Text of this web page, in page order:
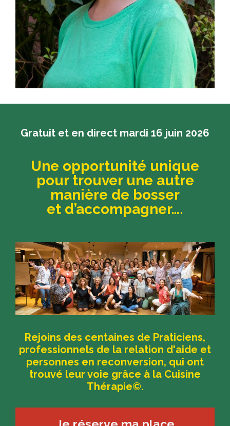
Gratuit et en direct mardi 16 juin 2026
Une opportunité unique
pour trouver une autre
manière de bosser
et d’accompagner….
Rejoins des centaines de Praticiens,
professionnels de la relation d'aide et
personnes en reconversion, qui ont
trouvé leur voie grâce à la Cuisine
Thérapie©.